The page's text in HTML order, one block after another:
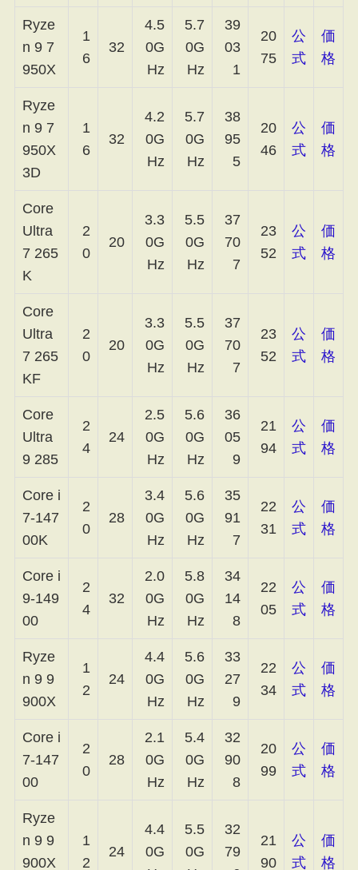
Ryze
n 9 7
950X
1
6
32
4.5
0G
Hz
5.7
0G
Hz
39
03
1
20
75
公
式
価
格
Ryze
n 9 7
950X
3D
1
6
32
4.2
0G
Hz
5.7
0G
Hz
38
95
5
20
46
公
式
価
格
Core
Ultra
7 265
K
2
0
20
3.3
0G
Hz
5.5
0G
Hz
37
70
7
23
52
公
式
価
格
Core
Ultra
7 265
KF
2
0
20
3.3
0G
Hz
5.5
0G
Hz
37
70
7
23
52
公
式
価
格
Core
Ultra
9 285
2
4
24
2.5
0G
Hz
5.6
0G
Hz
36
05
9
21
94
公
式
価
格
Core i
7-147
00K
2
0
28
3.4
0G
Hz
5.6
0G
Hz
35
91
7
22
31
公
式
価
格
Core i
9-149
00
2
4
32
2.0
0G
Hz
5.8
0G
Hz
34
14
8
22
05
公
式
価
格
Ryze
n 9 9
900X
1
2
24
4.4
0G
Hz
5.6
0G
Hz
33
27
9
22
34
公
式
価
格
Core i
7-147
00
2
0
28
2.1
0G
Hz
5.4
0G
Hz
32
90
8
20
99
公
式
価
格
Ryze
n 9 9
900X
1
2
24
4.4
0G
5.5
0G
32
79
21
90
公
式
価
格